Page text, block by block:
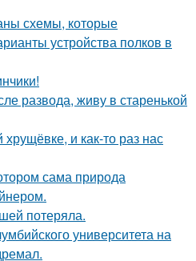
схемы, которые
устройства полков в
развода, живу в старенькой
и как-то раз нас
сама природа
потеряла.
университета на